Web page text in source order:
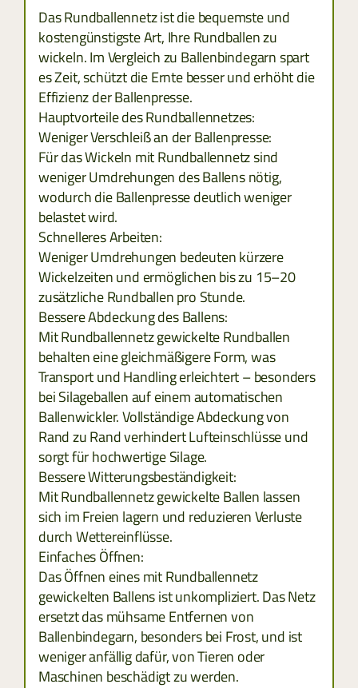
MONTENEGRO
MAZEDONIEN
RUMÄNIEN
SERBIEN
SLOWENIEN
ZYPERN
TCHECHIEN
ESTLAND
GRIECHENLAND
LETTLAND
LITAUEN
SLOWAKAI
TÜRKEI
Das Rundballennetz ist die bequemste und
kostengünstigste Art, Ihre Rundballen zu
wickeln. Im Vergleich zu Ballenbindegarn spart
es Zeit, schützt die Ernte besser und erhöht die
Effizienz der Ballenpresse.
Hauptvorteile des Rundballennetzes:
Weniger Verschleiß an der Ballenpresse:
Für das Wickeln mit Rundballennetz sind
weniger Umdrehungen des Ballens nötig,
wodurch die Ballenpresse deutlich weniger
belastet wird.
Schnelleres Arbeiten:
Weniger Umdrehungen bedeuten kürzere
Wickelzeiten und ermöglichen bis zu 15–20
zusätzliche Rundballen pro Stunde.
Bessere Abdeckung des Ballens:
Mit Rundballennetz gewickelte Rundballen
behalten eine gleichmäßigere Form, was
Transport und Handling erleichtert – besonders
bei Silageballen auf einem automatischen
Ballenwickler. Vollständige Abdeckung von
Rand zu Rand verhindert Lufteinschlüsse und
sorgt für hochwertige Silage.
Bessere Witterungsbeständigkeit:
Mit Rundballennetz gewickelte Ballen lassen
sich im Freien lagern und reduzieren Verluste
durch Wettereinflüsse.
Einfaches Öffnen:
Das Öffnen eines mit Rundballennetz
gewickelten Ballens ist unkompliziert. Das Netz
ersetzt das mühsame Entfernen von
Ballenbindegarn, besonders bei Frost, und ist
weniger anfällig dafür, von Tieren oder
Maschinen beschädigt zu werden.